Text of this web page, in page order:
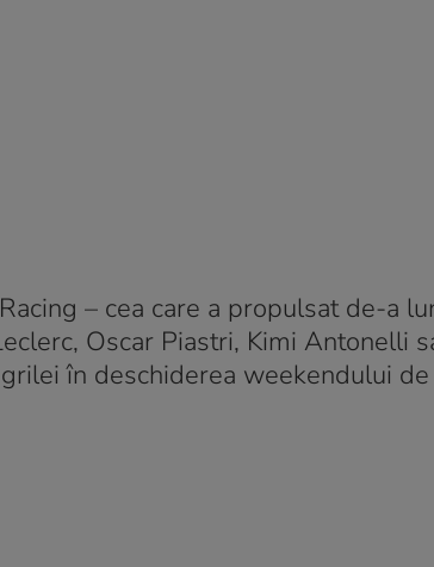
– cea care a propulsat de-a
Oscar Piastri, Kimi Antonelli
în deschiderea weekendului